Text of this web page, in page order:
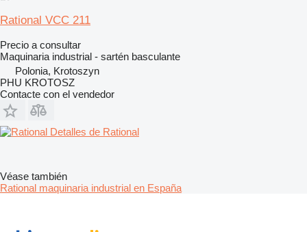
Rational VCC 211
Precio a consultar
Maquinaria industrial - sartén basculante
Polonia, Krotoszyn
PHU KROTOSZ
Contacte con el vendedor
Detalles de Rational
Véase también
Rational maquinaria industrial en España